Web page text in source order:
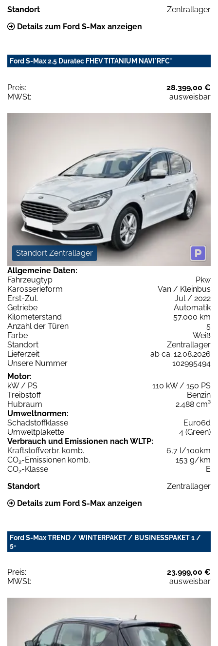
Standort
Zentrallager
Details zum Ford S-Max anzeigen
Ford S-Max 2.5 Duratec FHEV TITANIUM NAVI*RFC*
Preis:
28.399,00 €
MWSt:
ausweisbar
Standort Zentrallager
Allgemeine Daten:
Fahrzeugtyp
Pkw
Karosserieform
Van / Kleinbus
Erst-Zul.
Jul / 2022
Getriebe
Automatik
Kilometerstand
57.000 km
Anzahl der Türen
5
Farbe
Weiß
Standort
Zentrallager
Lieferzeit
ab ca. 12.08.2026
Unsere Nummer
102995494
Motor:
kW / PS
110 kW / 150 PS
Treibstoff
Benzin
Hubraum
2.488 cm³
Umweltnormen:
Schadstoffklasse
Euro6d
Umweltplakette
4 (Green)
Verbrauch und Emissionen nach WLTP:
Kraftstoffverbr. komb.
6,7 l/100km
CO2-Emissionen komb.
153 g/km
CO2-Klasse
E
Standort
Zentrallager
Details zum Ford S-Max anzeigen
Ford S-Max TREND / WINTERPAKET / BUSINESSPAKET 1 /
5-
Preis:
23.999,00 €
MWSt:
ausweisbar